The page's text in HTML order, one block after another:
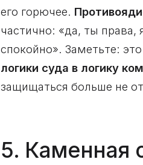
его горючее.
частично: «да, ты права,
спокойно». Заметьте:
логики суда в логику
защищаться больше не
5. Каменная